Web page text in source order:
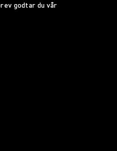
godtar du vår